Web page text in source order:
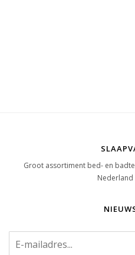
Groot assortiment bed- en
Nederland